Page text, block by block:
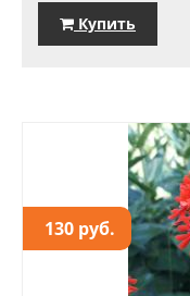
Купить
130 руб.